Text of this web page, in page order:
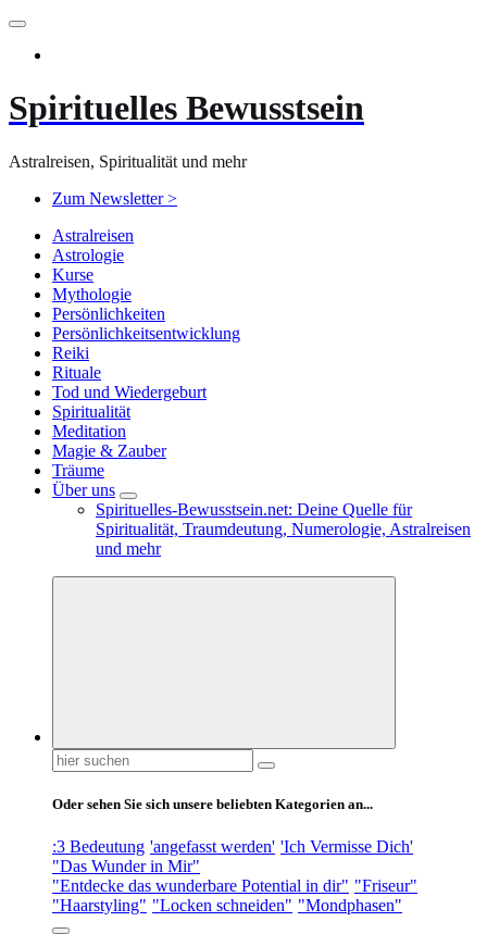
Zum
springen
Spirituelles Bewusstsein
Astralreisen, Spiritualität und mehr
Zum Newsletter >
Astralreisen
Astrologie
Kurse
Mythologie
Persönlichkeiten
Persönlichkeitsentwicklung
Reiki
Rituale
Tod und Wiedergeburt
Spiritualität
Meditation
Magie & Zauber
Träume
Über uns
Spirituelles-Bewusstsein.net: Deine Quelle für
Spiritualität, Traumdeutung, Numerologie, Astralreisen
und mehr
Suchen
nach:
Oder sehen Sie sich unsere beliebten Kategorien an...
:3 Bedeutung 'angefasst werden' 'Ich Vermisse Dich'
"Das Wunder in Mir"
"Entdecke das wunderbare Potential in dir" "Friseur"
"Haarstyling" "Locken schneiden" "Mondphasen"